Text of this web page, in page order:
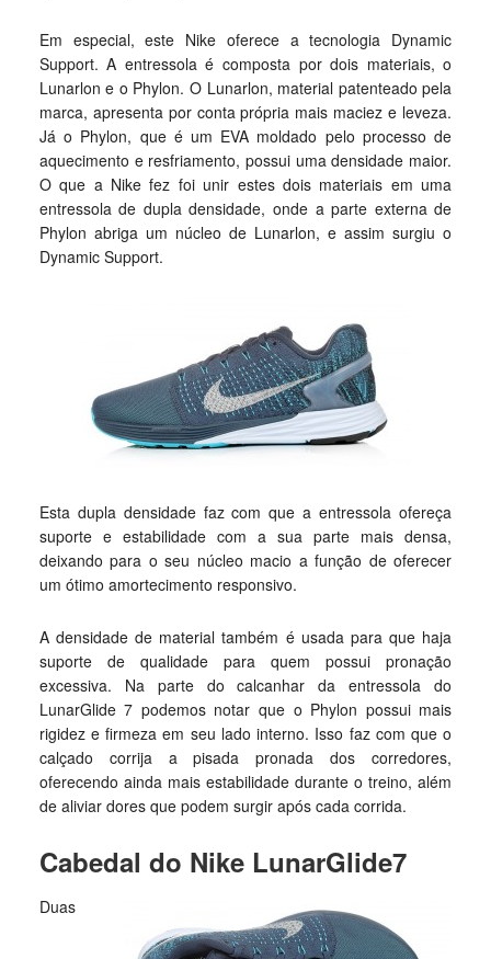
Em especial, este Nike oferece a tecnologia Dynamic
Support. A entressola é composta por dois materiais, o
Lunarlon e o Phylon. O Lunarlon, material patenteado pela
marca, apresenta por conta própria mais maciez e leveza.
Já o Phylon, que é um EVA moldado pelo processo de
aquecimento e resfriamento, possui uma densidade maior.
O que a Nike fez foi unir estes dois materiais em uma
entressola de dupla densidade, onde a parte externa de
Phylon abriga um núcleo de Lunarlon, e assim surgiu o
Dynamic Support.
Esta dupla densidade faz com que a entressola ofereça
suporte e estabilidade com a sua parte mais densa,
deixando para o seu núcleo macio a função de oferecer
um ótimo amortecimento responsivo.
A densidade de material também é usada para que haja
suporte de qualidade para quem possui pronação
excessiva. Na parte do calcanhar da entressola do
LunarGlide 7 podemos notar que o Phylon possui mais
rigidez e firmeza em seu lado interno. Isso faz com que o
calçado corrija a pisada pronada dos corredores,
oferecendo ainda mais estabilidade durante o treino, além
de aliviar dores que podem surgir após cada corrida.
Cabedal do Nike LunarGlide7
Duas